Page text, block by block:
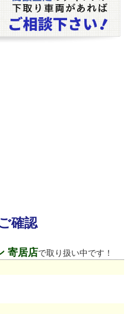
確認
寄居店で取り扱い中です！